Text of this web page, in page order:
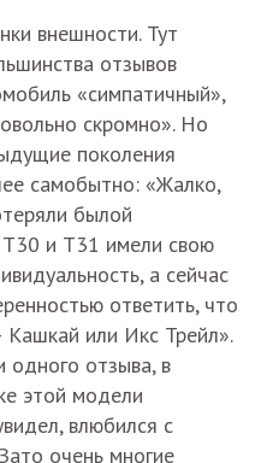
внешности. Тут
отзывов
«симпатичный»,
скромно». Но
поколения
самобытно: «Жалко,
былой
Т30 и Т31 имели свою
а сейчас
ответить, что
или Икс Трейл».
отзыва, в
этой модели
влюбился с
очень многие